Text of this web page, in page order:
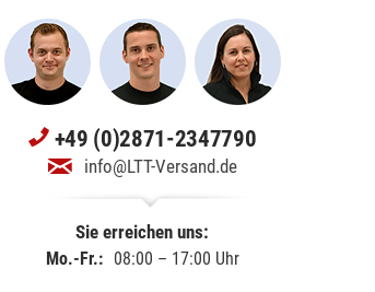
+49 (0)2871-2347790
info@LTT-Versand.de
Sie erreichen uns:
Mo.-Fr.: 08:00 – 17:00 Uhr